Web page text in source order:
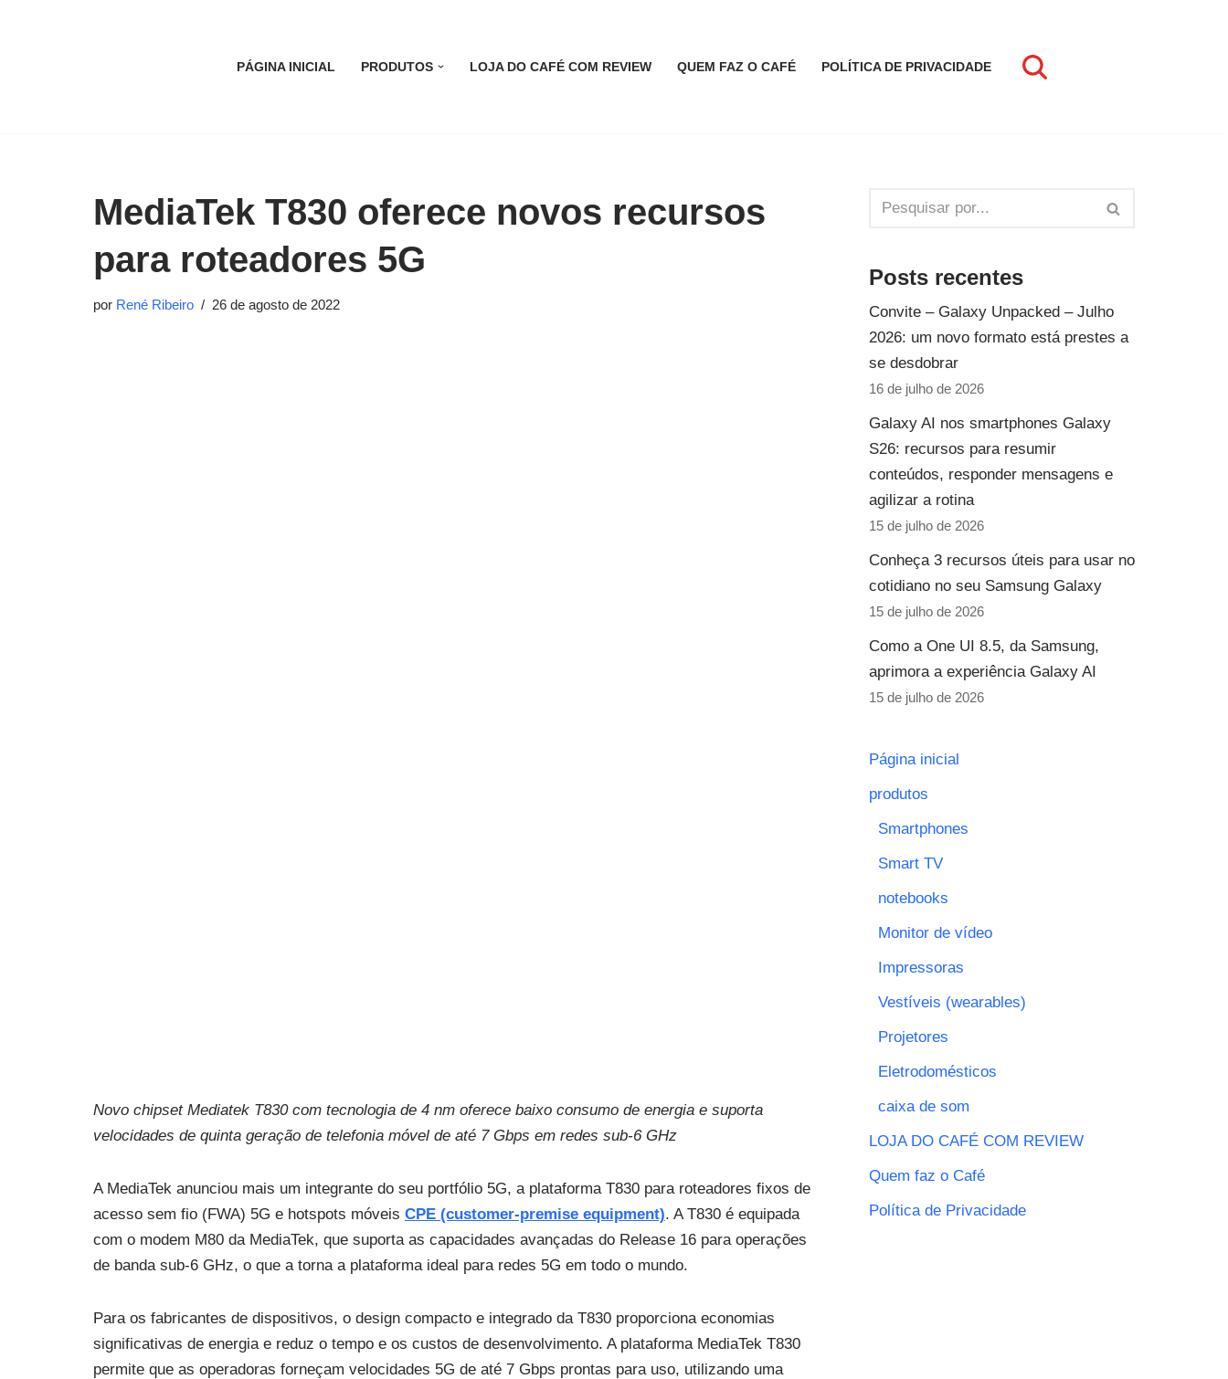
PÁGINA INICIAL PRODUTOS LOJA DO CAFÉ COM REVIEW QUEM FAZ O CAFÉ POLÍTICA DE PRIVACIDADE
MediaTek T830 oferece novos recursos
para roteadores 5G
por René Ribeiro 26 de agosto de 2022
Novo chipset Mediatek T830 com tecnologia de 4 nm oferece baixo consumo de energia e suporta
velocidades de quinta geração de telefonia móvel de até 7 Gbps em redes sub-6 GHz
A MediaTek anunciou mais um integrante do seu portfólio 5G, a plataforma T830 para roteadores fixos de
acesso sem fio (FWA) 5G e hotspots móveis CPE (customer-premise equipment). A T830 é equipada
com o modem M80 da MediaTek, que suporta as capacidades avançadas do Release 16 para operações
de banda sub-6 GHz, o que a torna a plataforma ideal para redes 5G em todo o mundo.
Para os fabricantes de dispositivos, o design compacto e integrado da T830 proporciona economias
significativas de energia e reduz o tempo e os custos de desenvolvimento. A plataforma MediaTek T830
permite que as operadoras forneçam velocidades 5G de até 7 Gbps prontas para uso, utilizando uma
Posts recentes
Convite – Galaxy Unpacked – Julho
2026: um novo formato está prestes a
se desdobrar
16 de julho de 2026
Galaxy AI nos smartphones Galaxy
S26: recursos para resumir
conteúdos, responder mensagens e
agilizar a rotina
15 de julho de 2026
Conheça 3 recursos úteis para usar no
cotidiano no seu Samsung Galaxy
15 de julho de 2026
Como a One UI 8.5, da Samsung,
aprimora a experiência Galaxy AI
15 de julho de 2026
Página inicial
produtos
Smartphones
Smart TV
notebooks
Monitor de vídeo
Impressoras
Vestíveis (wearables)
Projetores
Eletrodomésticos
caixa de som
LOJA DO CAFÉ COM REVIEW
Quem faz o Café
Política de Privacidade